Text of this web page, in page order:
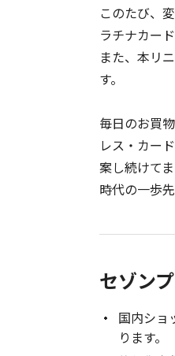
このたび、
ラチナカー
また、本リ
す。
毎日のお買
レス・カー
案し続けてま
時代の一歩
セゾン
国内ショ
ります。